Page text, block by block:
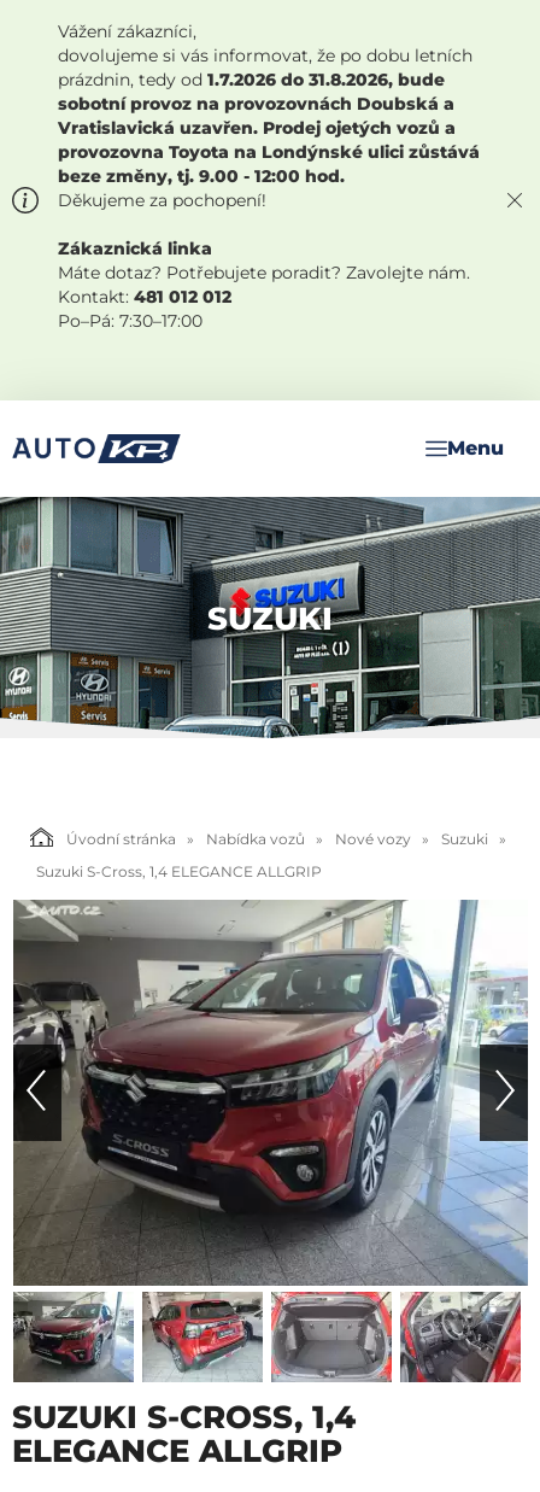
Vážení zákazníci,
dovolujeme si vás informovat, že po dobu letních
prázdnin, tedy od 1.7.2026 do 31.8.2026, bude
sobotní provoz na provozovnách Doubská a
Vratislavická uzavřen. Prodej ojetých vozů a
provozovna Toyota na Londýnské ulici zůstává
beze změny, tj. 9.00 - 12:00 hod.
Děkujeme za pochopení!
Zákaznická linka
Máte dotaz? Potřebujete poradit? Zavolejte nám.
Kontakt: 481 012 012
Po–Pá: 7:30–17:00
SUZUKI
Úvodní stránka Nabídka vozů Nové vozy
Suzuki
Suzuki S-Cross, 1,4 ELEGANCE ALLGRIP
SUZUKI S-CROSS, 1,4
ELEGANCE ALLGRIP